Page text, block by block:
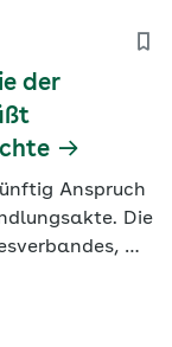
der
Anspruch
Die
Dr.